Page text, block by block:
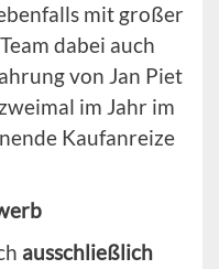
mit großer
dabei auch
von Jan Piet
im Jahr im
Kaufanreize
ausschließlich